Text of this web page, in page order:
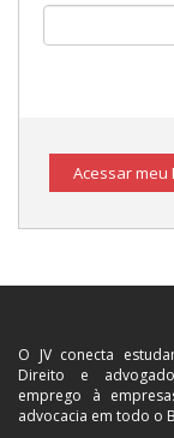
Acessar meu
O JV conecta
Direito e
emprego à
advocacia em todo o